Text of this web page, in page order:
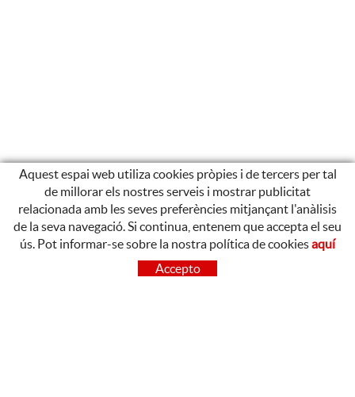
CONTACTE
Aquest espai web utiliza cookies pròpies i de tercers per tal
de millorar els nostres serveis i mostrar publicitat
relacionada amb les seves preferències mitjançant l'anàlisis
de la seva navegació. Si continua, entenem que accepta el seu
ús. Pot informar-se sobre la nostra política de cookiesaquí
Accepto